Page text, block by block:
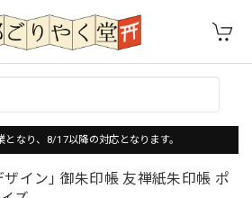
なり、8/17以降の対応となります。
イン｣ 御朱印帳 友禅紙朱印帳 ポ